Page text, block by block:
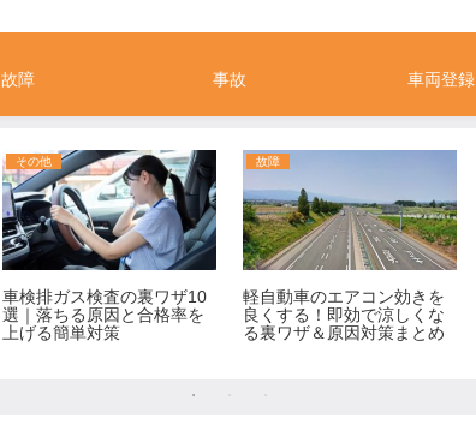
故障 事故 車両登録
その他
車検排ガス検査の裏ワザ10
選｜落ちる原因と合格率を
上げる簡単対策
故障
軽自動車のエアコン効きを
良くする！即効で涼しくな
る裏ワザ＆原因対策まとめ